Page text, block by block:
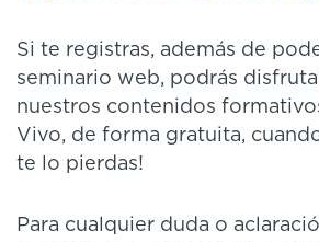
Si te registras, además de
seminario web, podrás
nuestros contenidos
Vivo, de forma gratuita,
te lo pierdas!
Para cualquier duda o